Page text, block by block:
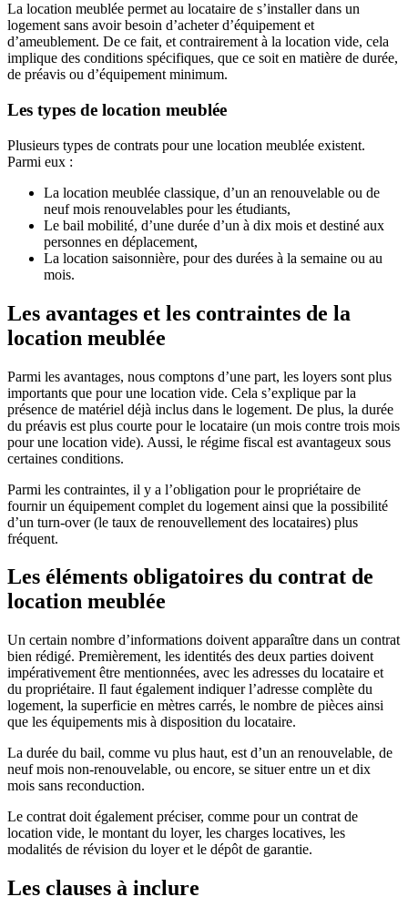
La location meublée permet au locataire de s’installer dans un
logement sans avoir besoin d’acheter d’équipement et
d’ameublement. De ce fait, et contrairement à la location vide, cela
implique des conditions spécifiques, que ce soit en matière de durée,
de préavis ou d’équipement minimum.
Les types de location meublée
Plusieurs types de contrats pour une location meublée existent.
Parmi eux :
La location meublée classique, d’un an renouvelable ou de
neuf mois renouvelables pour les étudiants,
Le bail mobilité, d’une durée d’un à dix mois et destiné aux
personnes en déplacement,
La location saisonnière, pour des durées à la semaine ou au
mois.
Les avantages et les contraintes de la
location meublée
Parmi les avantages, nous comptons d’une part, les loyers sont plus
importants que pour une location vide. Cela s’explique par la
présence de matériel déjà inclus dans le logement. De plus, la durée
du préavis est plus courte pour le locataire (un mois contre trois mois
pour une location vide). Aussi, le régime fiscal est avantageux sous
certaines conditions.
Parmi les contraintes, il y a l’obligation pour le propriétaire de
fournir un équipement complet du logement ainsi que la possibilité
d’un turn-over (le taux de renouvellement des locataires) plus
fréquent.
Les éléments obligatoires du contrat de
location meublée
Un certain nombre d’informations doivent apparaître dans un contrat
bien rédigé. Premièrement, les identités des deux parties doivent
impérativement être mentionnées, avec les adresses du locataire et
du propriétaire. Il faut également indiquer l’adresse complète du
logement, la superficie en mètres carrés, le nombre de pièces ainsi
que les équipements mis à disposition du locataire.
La durée du bail, comme vu plus haut, est d’un an renouvelable, de
neuf mois non-renouvelable, ou encore, se situer entre un et dix
mois sans reconduction.
Le contrat doit également préciser, comme pour un contrat de
location vide, le montant du loyer, les charges locatives, les
modalités de révision du loyer et le dépôt de garantie.
Les clauses à inclure